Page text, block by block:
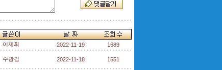
이제휘 2022-11-19 1689
수광김 2022-11-18 1551